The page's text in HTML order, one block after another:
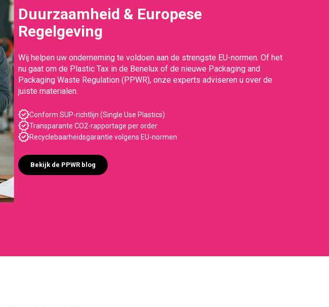
Duurzaamheid & Europese
Regelgeving
Wij helpen uw onderneming te voldoen aan de strengste EU-normen. Of het
nu gaat om de Plastic Tax in de Benelux of de nieuwe Packaging and
Packaging Waste Regulation (PPWR), onze experts adviseren u over de
juiste materialen.
Conform SUP-richtlijn (Single Use Plastics)
Transparante CO2-rapportage per order
Recyclebaarheidsgarantie volgens EU-normen
Bekijk de PPWR blog